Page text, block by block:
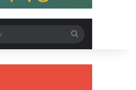
por